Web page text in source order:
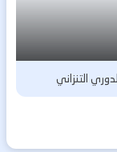
التنزاني